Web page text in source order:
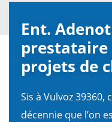
Ent.
prestataire
projets de
Sis à Vulvoz 39360,
décennie que l’on